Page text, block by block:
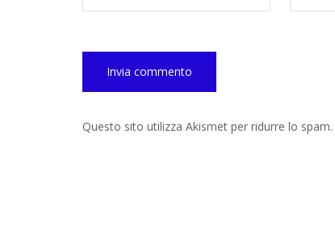
Questo sito utilizza Akismet per ridurre lo spam.